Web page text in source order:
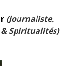
(journaliste,
& Spiritualités)